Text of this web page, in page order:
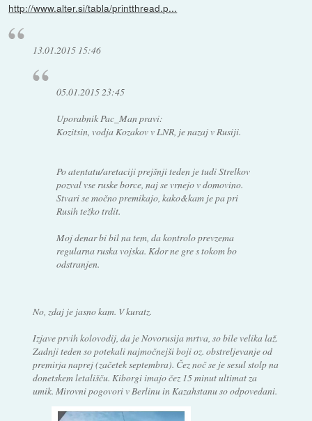
http://www.alter.si/tabla/printthread.p...
13.01.2015 15:46
05.01.2015 23:45
Uporabnik Pac_Man pravi:
Kozitsin, vodja Kozakov v LNR, je nazaj v Rusiji.
Po atentatu/aretaciji prejšnji teden je tudi Strelkov
pozval vse ruske borce, naj se vrnejo v domovino.
Stvari se močno premikajo, kako&kam je pa pri
Rusih težko trdit.
Moj denar bi bil na tem, da kontrolo prevzema
regularna ruska vojska. Kdor ne gre s tokom bo
odstranjen.
No, zdaj je jasno kam. V kuratz.
Izjave prvih kolovodij, da je Novorusija mrtva, so bile velika laž.
Zadnji teden so potekali najmočnejši boji oz. obstreljevanje od
premirja naprej (začetek septembra). Čez noč se je sesul stolp na
donetskem letališču. Kiborgi imajo čez 15 minut ultimat za
umik. Mirovni pogovori v Berlinu in Kazahstanu so odpovedani.